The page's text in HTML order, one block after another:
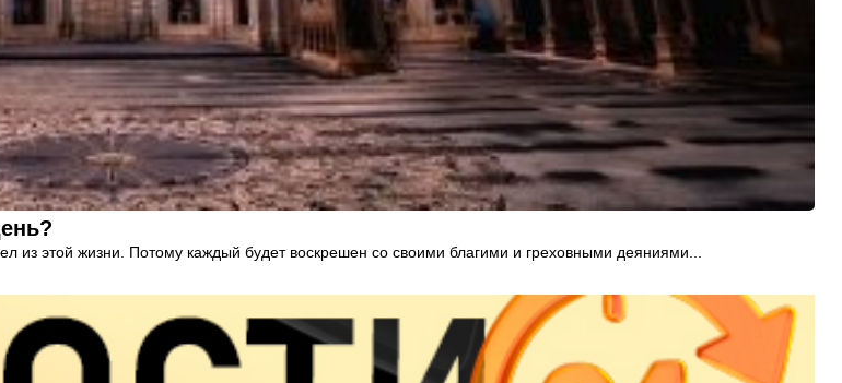
из этой жизни. Потому каждый будет воскрешен со своими благими и греховными деяниями...